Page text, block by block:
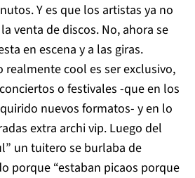
Y es que los artistas ya no
venta de discos. No, ahora se
en escena y a las giras.
realmente cool es ser exclusivo,
o festivales -que en los
nuevos formatos- y en lo
extra archi vip. Luego del
un tuitero se burlaba de
porque “estaban picaos porque